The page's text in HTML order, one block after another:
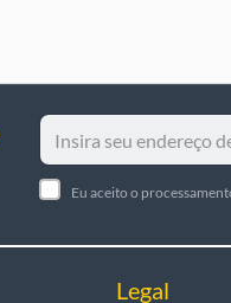
Eu aceito o
Legal